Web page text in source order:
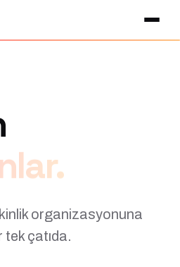
organizasyonuna
çatıda.